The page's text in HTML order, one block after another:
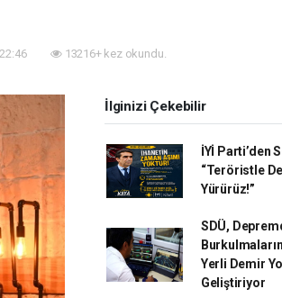
13216+ kez okundu.
İlginizi Çekebilir
İYİ Parti’den
“Teröristle
Yürürüz!”
SDÜ,
Yerli Demir
Geliştiriyor